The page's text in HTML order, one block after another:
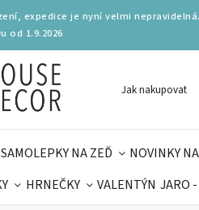
expedice je nyní velmi
od 1.9.2026
Jak nakupovat
SAMOLEPKY NA ZEĎ NOVINKY
HRNEČKY VALENTÝN JARO